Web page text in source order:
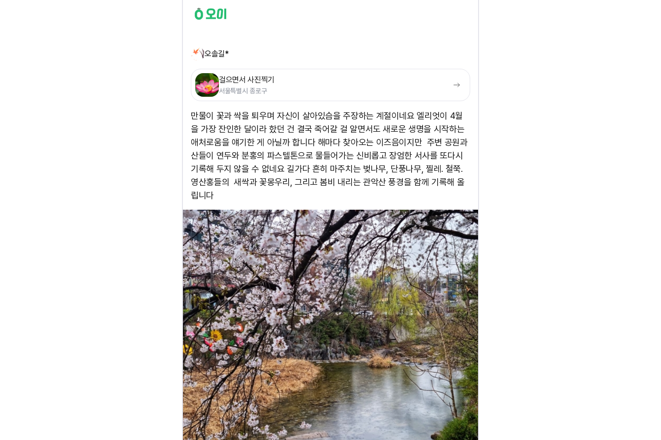
오솔길*
걸으면서 사진찍기
서울특별시 종로구
만물이 꽃과 싹을 퇴우며 자신이 살아있슴을 주장하는 계절이네요 엘리엇이 4월
을 가장 잔인한 달이라 핬던 건 결국 죽어갈 걸 알면서도 새로운 생명을 시작하는
애처로움을 얘기한 게 아닐까 합니다 해마다 찾아오는 이즈음이지만 주변 공원과
산들이 연두와 분홍의 파스텔톤으로 물들어가는 신비롭고 장엄한 서사를 또다시
기록해 두지 않을 수 없네요 길가다 흔히 마주치는 벚나무, 단풍나무, 찔레. 철쭉.
영산홍들의 새싹과 꽃몽우리, 그리고 봄비 내리는 관악산 풍경을 함께 기록해 올
립니다